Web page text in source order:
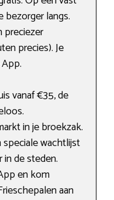
langs.
preciezer
precies). Je
vanaf €35, de
in je broekzak.
wachtlijst
de steden.
en kom
aan